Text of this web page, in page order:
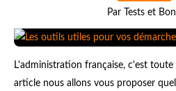
Par Tests et
L'administration française, c'est
article nous allons vous proposer